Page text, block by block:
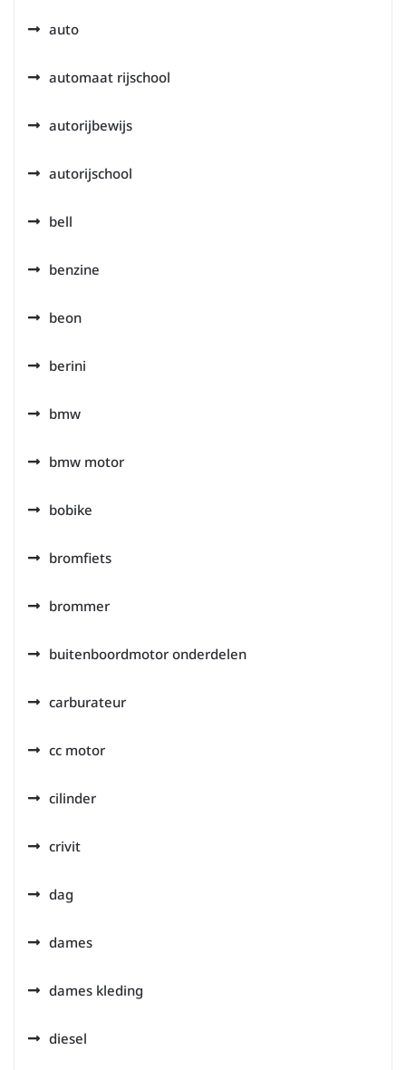
auto
automaat rijschool
autorijbewijs
autorijschool
bell
benzine
beon
berini
bmw
bmw motor
bobike
bromfiets
brommer
buitenboordmotor onderdelen
carburateur
cc motor
cilinder
crivit
dag
dames
dames kleding
diesel